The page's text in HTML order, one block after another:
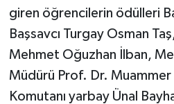
giren öğrencilerin ödülleri
Başsavcı Turgay Osman
Mehmet Oğuzhan İlban,
Müdürü Prof. Dr. Muammer
Komutanı yarbay Ünal
POLİTİKA
Sağlık